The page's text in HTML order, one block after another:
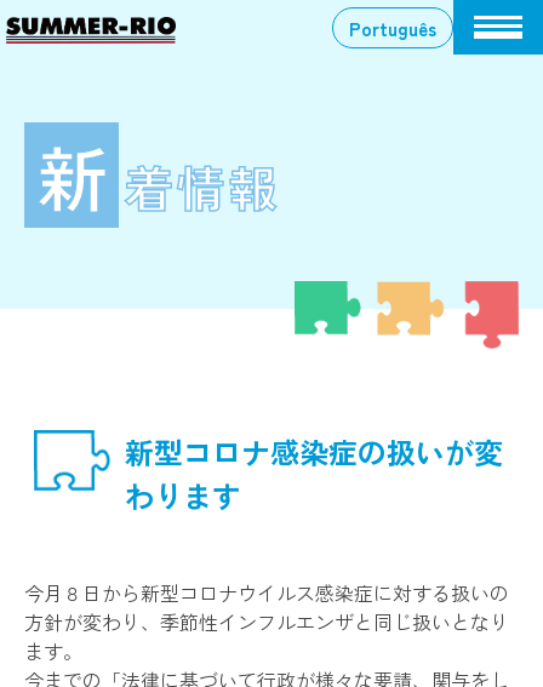
Skip
to
Português
新 着情報
新型コロナ感染症の扱いが変
わります
今月８日から新型コロナウイルス感染症に対する扱いの
方針が変わり、季節性インフルエンザと同じ扱いとなり
ます。
今までの「法律に基づいて行政が様々な要請、関与をし